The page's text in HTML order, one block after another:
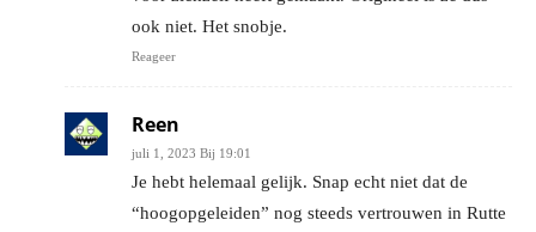
ook niet. Het snobje.
Reageer
Reen
juli 1, 2023 Bij 19:01
Je hebt helemaal gelijk. Snap echt niet dat de
“hoogopgeleiden” nog steeds vertrouwen in Rutte